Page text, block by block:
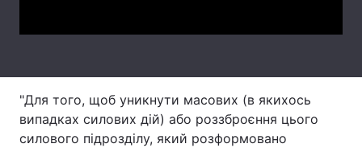
Контакти
"Для того, щоб уникнути масових (в якихось
випадках силових дій) або роззброєння цього
силового підрозділу, який розформовано